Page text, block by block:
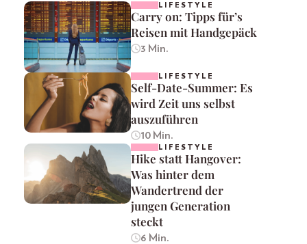
LIFESTYLE
Carry on: Tipps für’s
Reisen mit Handgepäck
3 Min.
LIFESTYLE
Self-Date-Summer: Es
wird Zeit uns selbst
auszuführen
10 Min.
LIFESTYLE
Hike statt Hangover:
Was hinter dem
Wandertrend der
jungen Generation
steckt
6 Min.